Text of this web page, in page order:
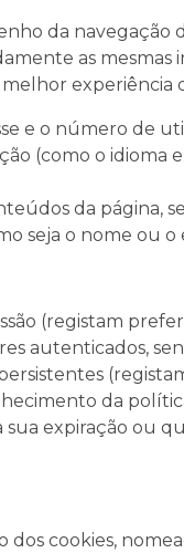
da
as mesmas
experiência
e o número de
(como o idioma
da página,
seja o nome ou
(registam
autenticados,
da
sua expiração ou
dos cookies,